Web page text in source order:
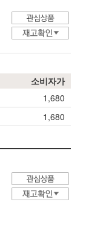
소비자가
1,680
1,680